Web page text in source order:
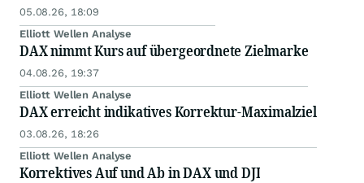
05.08.26, 18:09
Elliott Wellen Analyse
DAX nimmt Kurs auf übergeordnete Zielmarke
04.08.26, 19:37
Elliott Wellen Analyse
DAX erreicht indikatives Korrektur-Maximalziel
03.08.26, 18:26
Elliott Wellen Analyse
Korrektives Auf und Ab in DAX und DJI